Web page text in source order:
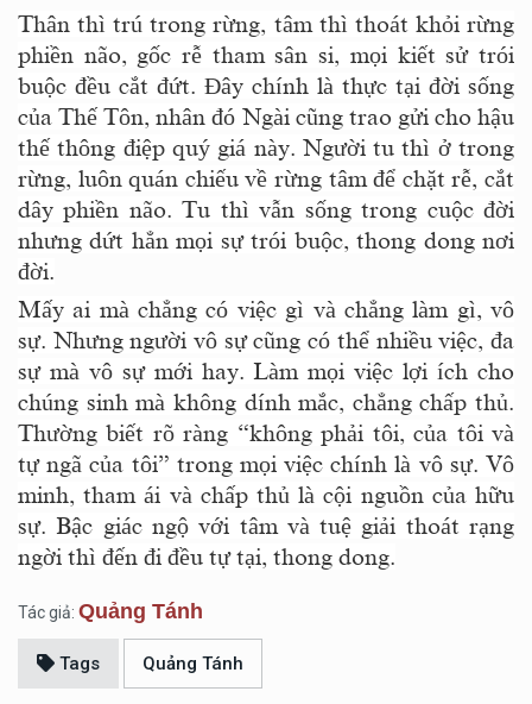
Thân thì trú trong rừng, tâm thì thoát khỏi rừng
phiền não, gốc rễ tham sân si, mọi kiết sử trói
buộc đều cắt đứt. Đây chính là thực tại đời sống
của Thế Tôn, nhân đó Ngài cũng trao gửi cho hậu
thế thông điệp quý giá này. Người tu thì ở trong
rừng, luôn quán chiếu về rừng tâm để chặt rễ, cắt
dây phiền não. Tu thì vẫn sống trong cuộc đời
nhưng dứt hẳn mọi sự trói buộc, thong dong nơi
đời.
Mấy ai mà chẳng có việc gì và chẳng làm gì, vô
sự. Nhưng người vô sự cũng có thể nhiều việc, đa
sự mà vô sự mới hay. Làm mọi việc lợi ích cho
chúng sinh mà không dính mắc, chẳng chấp thủ.
Thường biết rõ ràng “không phải tôi, của tôi và
tự ngã của tôi” trong mọi việc chính là vô sự. Vô
minh, tham ái và chấp thủ là cội nguồn của hữu
sự. Bậc giác ngộ với tâm và tuệ giải thoát rạng
ngời thì đến đi đều tự tại, thong dong.
Tác giả: Quảng Tánh
Tags Quảng Tánh